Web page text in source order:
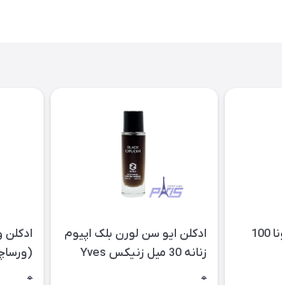
ادکلن لارین زنانه روونا 100
ادکلن ایو سن لورن بلک اپیوم
زنانه 30 میل زنیکس Yves
0
ادکلن
0